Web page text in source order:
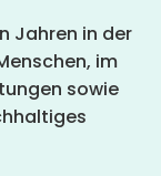
Jahren in der
im
sowie